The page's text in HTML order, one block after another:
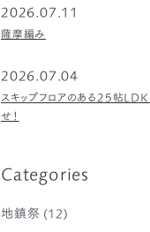
2026.07.11
薩摩編み
2026.07.04
スキップフロアのある25帖
せ！
Categories
地鎮祭 (12)